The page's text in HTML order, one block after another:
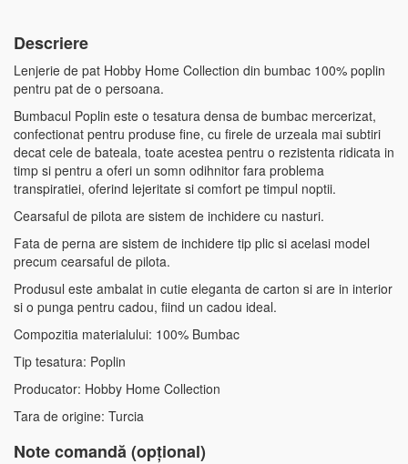
Descriere
Lenjerie de pat Hobby Home Collection din bumbac 100% poplin
pentru pat de o persoana.
Bumbacul Poplin este o tesatura densa de bumbac mercerizat,
confectionat pentru produse fine, cu firele de urzeala mai subtiri
decat cele de bateala, toate acestea pentru o rezistenta ridicata in
timp si pentru a oferi un somn odihnitor fara problema
transpiratiei, oferind lejeritate si comfort pe timpul noptii.
Cearsaful de pilota are sistem de inchidere cu nasturi.
Fata de perna are sistem de inchidere tip plic si acelasi model
precum cearsaful de pilota.
Produsul este ambalat in cutie eleganta de carton si are in interior
si o punga pentru cadou, fiind un cadou ideal.
Compozitia materialului: 100% Bumbac
Tip tesatura: Poplin
Producator: Hobby Home Collection
Tara de origine: Turcia
Note comandă (opțional)